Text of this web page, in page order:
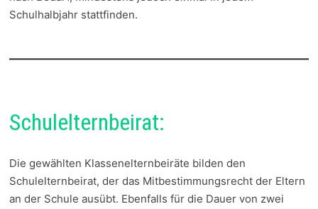
Schulhalbjahr stattfinden.
Schulelternbeirat:
Die gewählten Klassenelternbeiräte bilden den
Schulelternbeirat, der das Mitbestimmungsrecht der Eltern
an der Schule ausübt. Ebenfalls für die Dauer von zwei